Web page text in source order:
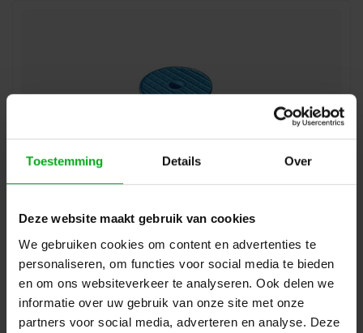
Toestemming Details Over
Deze website maakt gebruik van cookies
We gebruiken cookies om content en advertenties te
personaliseren, om functies voor social media te bieden
en om ons websiteverkeer te analyseren. Ook delen we
informatie over uw gebruik van onze site met onze
partners voor social media, adverteren en analyse. Deze
DRISSE | 4mm touw | Rol van 100m | Trekkracht 180 KG |
Drisse |DRINN040
Direct leverbaar
zwart
Login voor prijzen